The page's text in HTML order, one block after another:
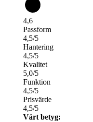
4,6
Passform
4,5/5
Hantering
4,5/5
Kvalitet
5,0/5
Funktion
4,5/5
Prisvärde
4,5/5
Vårt betyg: